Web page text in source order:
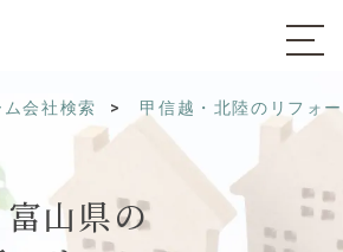
ム会社検索 甲信越・北陸のリフォ
富山県の